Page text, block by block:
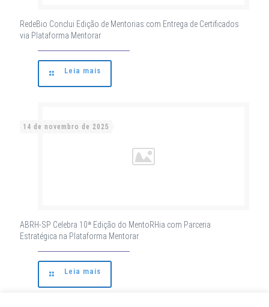
RedeBio Conclui Edição de Mentorias com Entrega de Certificados
via Plataforma Mentorar
Leia mais
14 de novembro de 2025
ABRH-SP Celebra 10ª Edição do MentoRHia com Parceria
Estratégica na Plataforma Mentorar
Leia mais